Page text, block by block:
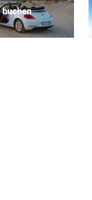
den Aufenthalt noch
beste